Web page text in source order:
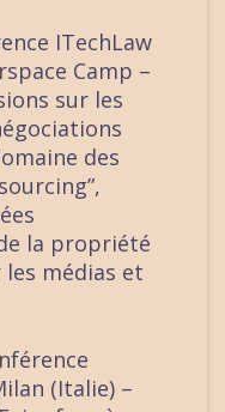
ITechLaw
Camp –
sur les
des
la propriété
médias et
(Italie) –